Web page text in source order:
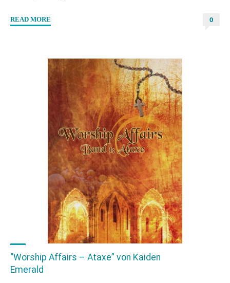
READ MORE
von
Elea
Brandt"
0
“Worship Affairs – Ataxe” von Kaiden
Emerald